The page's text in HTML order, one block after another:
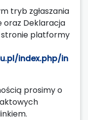
tryb zgłaszania
Deklaracja
platformy
index.php/in
prosimy o